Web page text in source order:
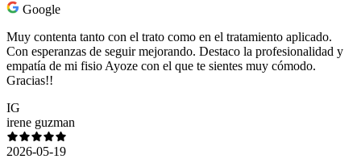
Google
Muy contenta tanto con el trato como en el tratamiento aplicado.
Con esperanzas de seguir mejorando. Destaco la profesionalidad y
empatía de mi fisio Ayoze con el que te sientes muy cómodo.
Gracias!!
IG
irene guzman
2026-05-19